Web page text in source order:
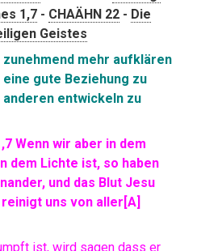
1,7 - CHAÄHN 22 - Die
Geistes
mehr aufklären
gute Beziehung zu
entwickeln zu
Wenn wir aber in dem
dem Lichte ist, so haben
und das Blut Jesu
uns von aller[A]
ist, wird sagen dass er